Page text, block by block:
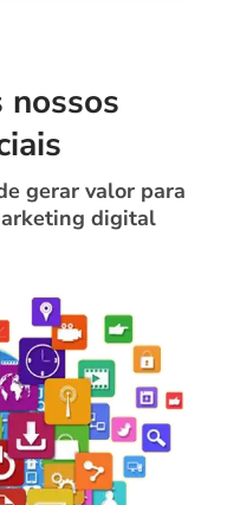
nossos
gerar valor para
digital